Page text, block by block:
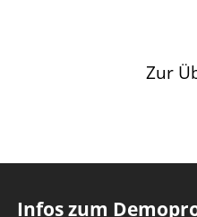
Vorheriger ArtikelZur
Infos zum